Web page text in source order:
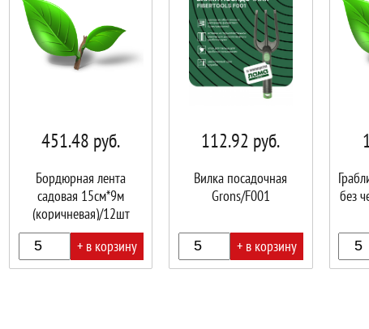
451.48 руб.
Бордюрная лента
садовая 15см*9м
(коричневая)/12шт
+ в корзину
112.92 руб.
Вилка посадочная
Grons/F001
+ в корзину
без